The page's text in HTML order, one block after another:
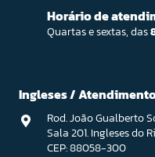
Horário de
Quartas e sextas, das
Ingleses / Atendimento
Rod. João Gualberto
Sala 201. Ingleses do
CEP: 88058-300